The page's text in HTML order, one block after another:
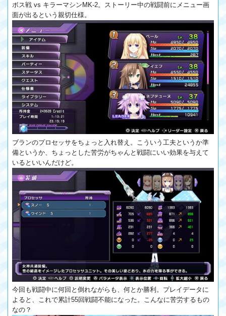
ボス戦 vs キラーマシンMK-2。ストーリー中の戦闘前にメニュー画
面が出るという親切仕様。
ブランのプロセッサをちょっと入れ替え。こういう工夫というか準
備というか、ちょっとした苦労がちゃんと戦闘にいい効果を与えて
いるといいんだけど。
今回も戦闘中に何回と倒れながらも、何とか勝利。プレイデータに
よると、これで累計55回戦闘不能になった。こんなに苦労するもの
なの？